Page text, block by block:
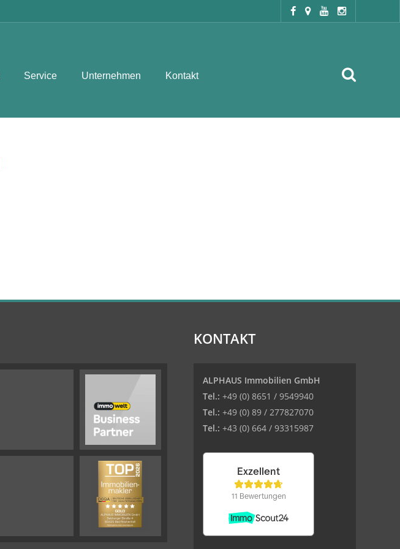
Service Unternehmen Kontakt
KONTAKT
ALPHAUS Immobilien GmbH
Tel.: +49 (0) 8651 / 9549940
Tel.: +49 (0) 89 / 277827070
Tel.: +43 (0) 664 / 93315987